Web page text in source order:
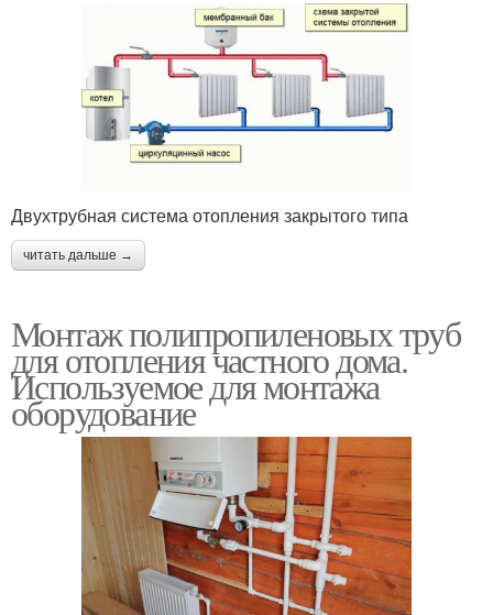
Двухтрубная система отопления закрытого типа
читать дальше →
Монтаж полипропиленовых труб
для отопления частного дома.
Используемое для монтажа
оборудование